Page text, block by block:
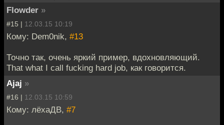
Flowder »
#15 | 12.03.15 10:19
Кому: Dem0nik, #13
Точно так, очень яркий пример, вдохновляющий.
That what I call fucking hard job, как говорится.
Ajaj »
#16 | 12.03.15 10:59
Кому: лёхаДВ, #7